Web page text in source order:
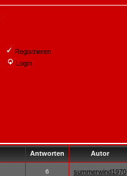
Registrieren
Login
Antworten Autor
6 summerwind1970